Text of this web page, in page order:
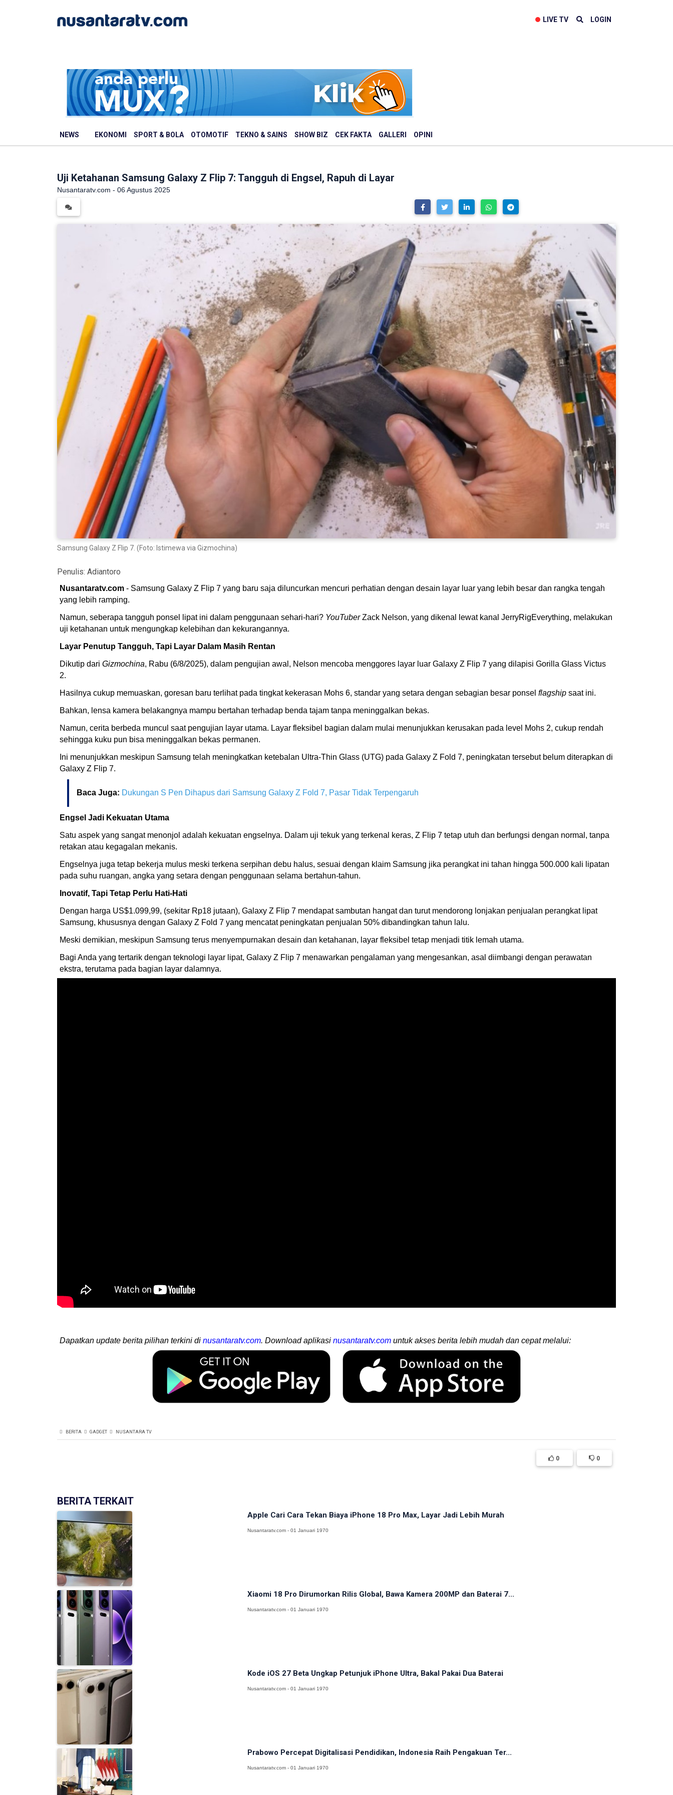
LIVE TV LOGIN
NEWS EKONOMI SPORT & BOLA OTOMOTIF TEKNO & SAINS SHOW BIZ CEK FAKTA GALLERI OPINI
Uji Ketahanan Samsung Galaxy Z Flip 7: Tangguh di Engsel, Rapuh di Layar
Nusantaratv.com - 06 Agustus 2025
Samsung Galaxy Z Flip 7. (Foto: Istimewa via Gizmochina)
Penulis: Adiantoro
Nusantaratv.com - Samsung Galaxy Z Flip 7 yang baru saja diluncurkan mencuri perhatian dengan desain layar luar yang lebih besar dan rangka tengah
yang lebih ramping.
Namun, seberapa tangguh ponsel lipat ini dalam penggunaan sehari-hari? YouTuberZack Nelson, yang dikenal lewat kanal JerryRigEverything, melakukan
uji ketahanan untuk mengungkap kelebihan dan kekurangannya.
Layar Penutup Tangguh, Tapi Layar Dalam Masih Rentan
Dikutip dari Gizmochina, Rabu (6/8/2025), dalam pengujian awal, Nelson mencoba menggores layar luar Galaxy Z Flip 7 yang dilapisi Gorilla Glass Victus
2.
Hasilnya cukup memuaskan, goresan baru terlihat pada tingkat kekerasan Mohs 6, standar yang setara dengan sebagian besar ponsel flagship saat ini.
Bahkan, lensa kamera belakangnya mampu bertahan terhadap benda tajam tanpa meninggalkan bekas.
Namun, cerita berbeda muncul saat pengujian layar utama. Layar fleksibel bagian dalam mulai menunjukkan kerusakan pada level Mohs 2, cukup rendah
sehingga kuku pun bisa meninggalkan bekas permanen.
Ini menunjukkan meskipun Samsung telah meningkatkan ketebalan Ultra-Thin Glass (UTG) pada Galaxy Z Fold 7, peningkatan tersebut belum diterapkan di
Galaxy Z Flip 7.
Baca Juga: Dukungan S Pen Dihapus dari Samsung Galaxy Z Fold 7, Pasar Tidak Terpengaruh
Engsel Jadi Kekuatan Utama
Satu aspek yang sangat menonjol adalah kekuatan engselnya. Dalam uji tekuk yang terkenal keras, Z Flip 7 tetap utuh dan berfungsi dengan normal, tanpa
retakan atau kegagalan mekanis.
Engselnya juga tetap bekerja mulus meski terkena serpihan debu halus, sesuai dengan klaim Samsung jika perangkat ini tahan hingga 500.000 kali lipatan
pada suhu ruangan, angka yang setara dengan penggunaan selama bertahun-tahun.
Inovatif, Tapi Tetap Perlu Hati-Hati
Dengan harga US$1.099,99, (sekitar Rp18 jutaan), Galaxy Z Flip 7 mendapat sambutan hangat dan turut mendorong lonjakan penjualan perangkat lipat
Samsung, khususnya dengan Galaxy Z Fold 7 yang mencatat peningkatan penjualan 50% dibandingkan tahun lalu.
Meski demikian, meskipun Samsung terus menyempurnakan desain dan ketahanan, layar fleksibel tetap menjadi titik lemah utama.
Bagi Anda yang tertarik dengan teknologi layar lipat, Galaxy Z Flip 7 menawarkan pengalaman yang mengesankan, asal diimbangi dengan perawatan
ekstra, terutama pada bagian layar dalamnya.
Dapatkan update berita pilihan terkini di nusantaratv.com. Download aplikasi nusantaratv.com untuk akses berita lebih mudah dan cepat melalui:
BERITA GADGET NUSANTARA TV
0 0
BERITA TERKAIT
Apple Cari Cara Tekan Biaya iPhone 18 Pro Max, Layar Jadi Lebih Murah
Nusantaratv.com - 01 Januari 1970
Xiaomi 18 Pro Dirumorkan Rilis Global, Bawa Kamera 200MP dan Baterai 7...
Nusantaratv.com - 01 Januari 1970
Kode iOS 27 Beta Ungkap Petunjuk iPhone Ultra, Bakal Pakai Dua Baterai
Nusantaratv.com - 01 Januari 1970
Prabowo Percepat Digitalisasi Pendidikan, Indonesia Raih Pengakuan Ter...
Nusantaratv.com - 01 Januari 1970